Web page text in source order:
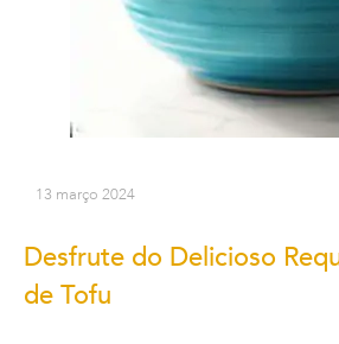
13 março 2024
Desfrute do Delicioso
de Tofu